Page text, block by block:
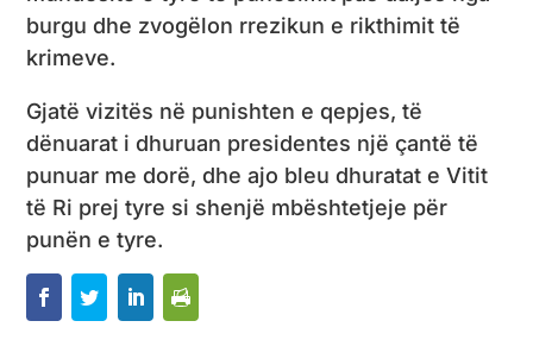
burgu dhe zvogëlon rrezikun e rikthimit të
krimeve.
Gjatë vizitës në punishten e qepjes, të
dënuarat i dhuruan presidentes një çantë të
punuar me dorë, dhe ajo bleu dhuratat e Vitit
të Ri prej tyre si shenjë mbështetjeje për
punën e tyre.